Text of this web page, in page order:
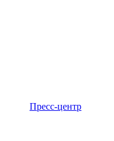
Пресс-центр